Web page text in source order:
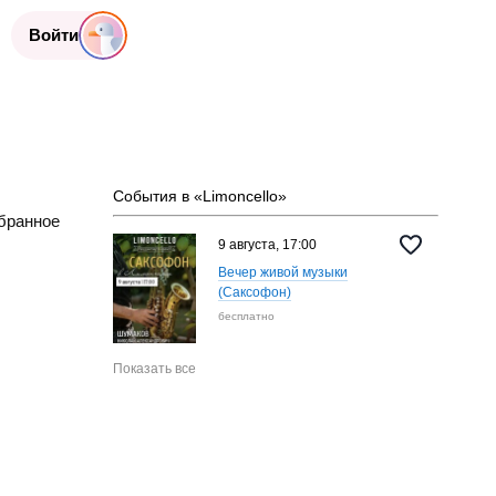
Войти
События в «Limoncello»
9 августа, 17:00
Вечер живой музыки
(Саксофон)
бесплатно
Показать все